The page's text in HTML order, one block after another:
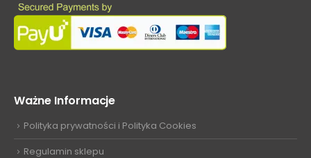
Ważne Informacje
Polityka prywatności i Polityka Cookies
Regulamin sklepu